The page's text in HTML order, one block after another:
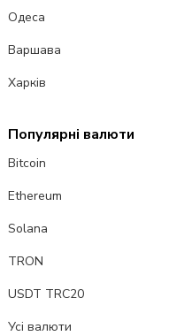
Одеса
Варшава
Харків
Популярні валюти
Bitcoin
Ethereum
Solana
TRON
USDT TRC20
Усі валюти